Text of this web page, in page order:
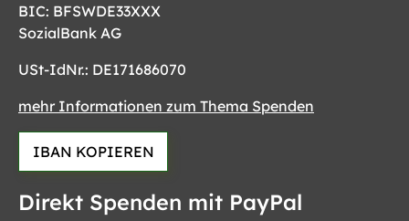
BIC: BFSWDE33XXX
SozialBank AG
USt-IdNr.: DE171686070
mehr Informationen zum Thema Spenden
IBAN KOPIEREN
Direkt Spenden mit PayPal